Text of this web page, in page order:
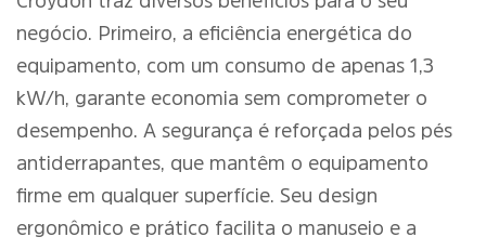
negócio. Primeiro, a eficiência energética do
equipamento, com um consumo de apenas 1,3
kW/h, garante economia sem comprometer o
desempenho. A segurança é reforçada pelos pés
antiderrapantes, que mantêm o equipamento
firme em qualquer superfície. Seu design
ergonômico e prático facilita o manuseio e a